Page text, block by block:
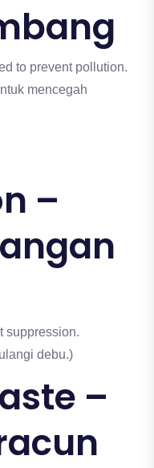
to prevent pollution.
mencegah
–
suppression.
debu.)
–